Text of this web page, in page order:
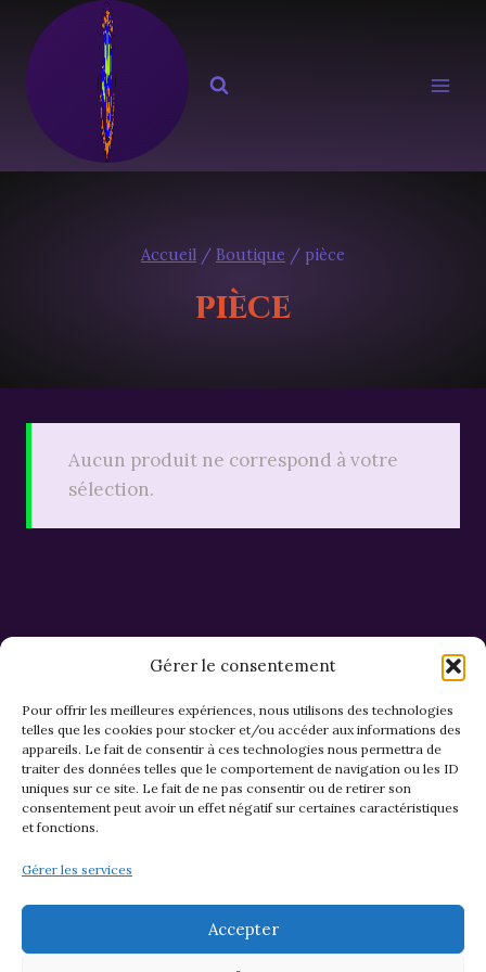
Gérer le consentement
Pour offrir les meilleures expériences, nous utilisons des technologies
telles que les cookies pour stocker et/ou accéder aux informations des
appareils. Le fait de consentir à ces technologies nous permettra de
traiter des données telles que le comportement de navigation ou les ID
uniques sur ce site. Le fait de ne pas consentir ou de retirer son
consentement peut avoir un effet négatif sur certaines caractéristiques
et fonctions.
Gérer les services
Accepter
contenu
Accueil / Boutique / pièce
pièce
Aucun produit ne correspond à votre
sélection.
CGV et Retours
Mentions légales & confidentialité